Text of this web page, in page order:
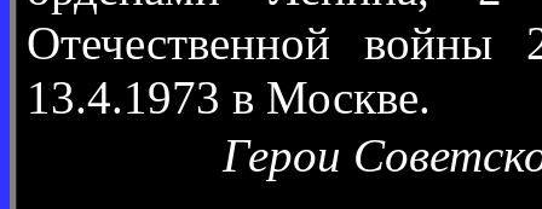
Отечественной войны
13.4.1973 в Москве.
Герои